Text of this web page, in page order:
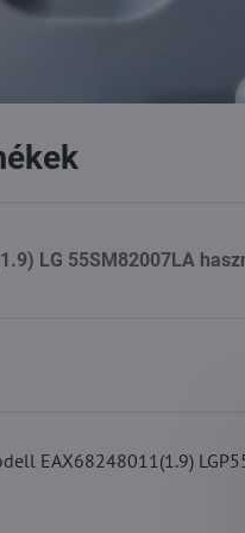
EAX68248011(1.9)
LG 55SM82007LA